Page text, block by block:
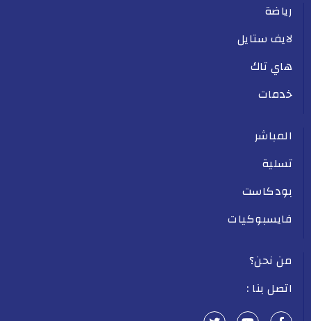
رياضة
لايف ستايل
هاي تاك
خدمات
المباشر
تسلية
بودكاست
فايسبوكيات
من نحن؟
اتصل بنا :